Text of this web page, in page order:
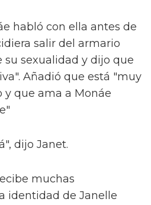
habló con ella antes de
salir del armario
sexualidad y dijo que
Añadió que está "muy
y que ama a Monáe
dijo Janet.
muchas
identidad de Janelle